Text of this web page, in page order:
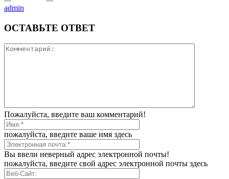
admin
ОСТАВЬТЕ ОТВЕТ
Пожалуйста, введите ваш комментарий!
пожалуйста, введите ваше имя здесь
Вы ввели неверный адрес электронной почты!
пожалуйста, введите свой адрес электронной почты здесь